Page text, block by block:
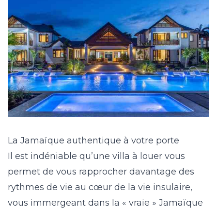
La Jamaïque authentique à votre porte
Il est indéniable qu’une villa à louer vous
permet de vous rapprocher davantage des
rythmes de vie au cœur de la vie insulaire,
vous immergeant dans la « vraie » Jamaïque